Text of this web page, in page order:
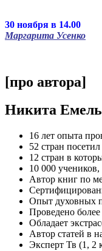
30 ноября в 14.00
Маргарита Усенко
[про автора]
Никита
16 лет опыта
52 стран
12 стран в
10 000
Автор книг по
Опыт духовных
Проведено
Обладает
Автор статей в
Эксперт Тв (1, 2